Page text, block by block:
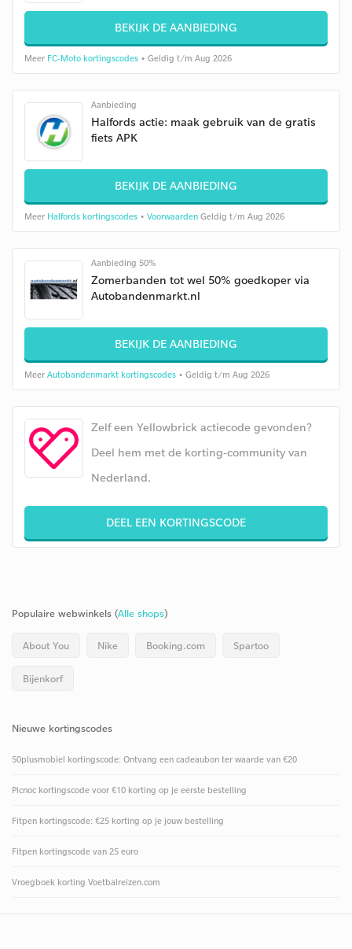
BEKIJK DE AANBIEDING
Meer FC-Moto kortingscodes • Geldig t/m Aug 2026
Aanbieding
Halfords actie: maak gebruik van de gratis
fiets APK
BEKIJK DE AANBIEDING
Meer Halfords kortingscodes • Voorwaarden Geldig t/m Aug 2026
Aanbieding 50%
Zomerbanden tot wel 50% goedkoper via
Autobandenmarkt.nl
BEKIJK DE AANBIEDING
Meer Autobandenmarkt kortingscodes • Geldig t/m Aug 2026
Zelf een Yellowbrick actiecode gevonden?
Deel hem met de korting-community van
Nederland.
DEEL EEN KORTINGSCODE
Populaire webwinkels (Alle shops)
About You Nike Booking.com Spartoo
Bijenkorf
Nieuwe kortingscodes
50plusmobiel kortingscode: Ontvang een cadeaubon ter waarde van €20
Picnoc kortingscode voor €10 korting op je eerste bestelling
Fitpen kortingscode: €25 korting op je jouw bestelling
Fitpen kortingscode van 25 euro
Vroegboek korting Voetbalreizen.com